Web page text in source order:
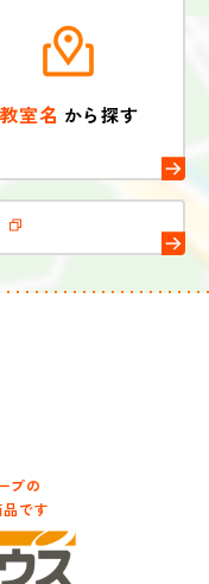
教室名 から探す
プの
です